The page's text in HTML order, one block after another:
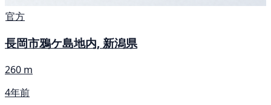
官方
長岡市鴉ケ島地内, 新潟県
260 m
4年前